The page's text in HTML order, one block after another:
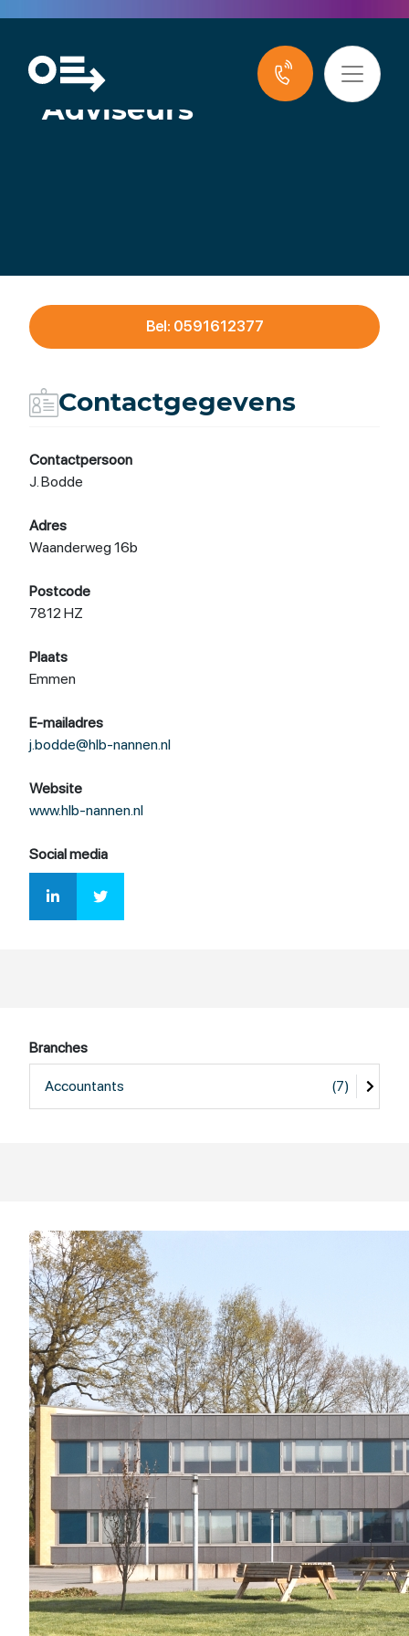
Accountants en
Adviseurs
Bel: 0591612377
Contactgegevens
Contactpersoon
J. Bodde
Adres
Waanderweg 16b
Postcode
7812 HZ
Plaats
Emmen
E-mailadres
j.bodde@hlb-nannen.nl
Website
www.hlb-nannen.nl
Social media
Branches
Accountants (7)